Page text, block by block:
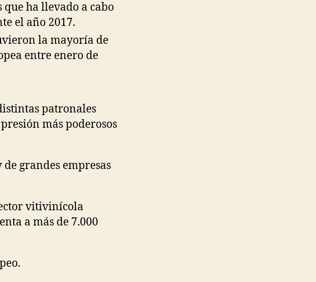
ha llevado a cabo
el año 2017.
la mayoría de
entre enero de
patronales
más poderosos
grandes empresas
vitivinícola
a más de 7.000